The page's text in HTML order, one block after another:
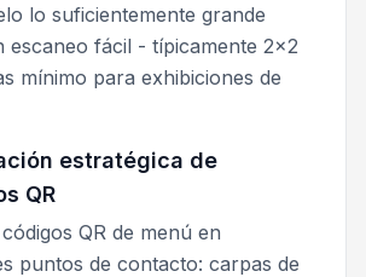
lo suficientemente grande
escaneo fácil - típicamente 2x2
mínimo para exhibiciones de
estratégica de
QR
QR de menú en
puntos de contacto: carpas de